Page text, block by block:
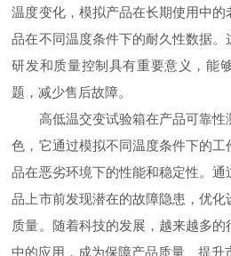
温度变化，模拟产品在长期使用中
品在不同温度条件下的耐久性数据
研发和质量控制具有重要意义，能
题，减少售后故障。
高低温交变试验箱在产品可靠性
色，它通过模拟不同温度条件下的
品在恶劣环境下的性能和稳定性。
品上市前发现潜在的故障隐患，优
质量。随着科技的发展，越来越多
中的应用，成为保障产品质量、提升